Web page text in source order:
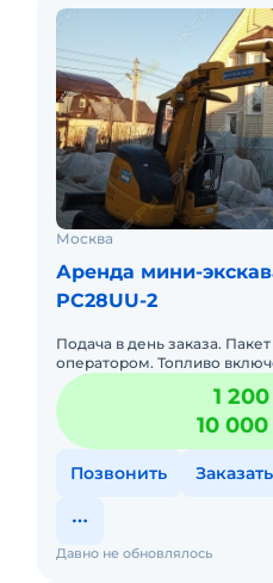
Москва
Аренда мини-
PC28UU-2
Подача в день заказа.
оператором. Топливо
1
10
Позвонить Заказать
Давно не обновлялось